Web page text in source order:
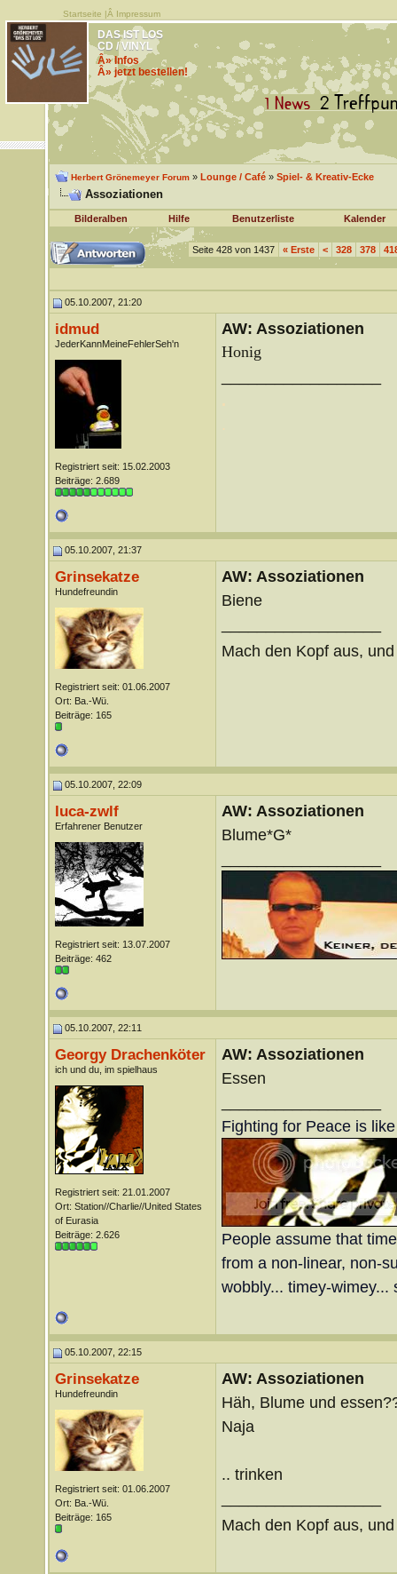
Startseite |Â Impressum
DAS IST LOS
CD / VINYL
Â» Infos
Â» jetzt bestellen!
Herbert Grönemeyer Forum» Lounge / Café» Spiel- & Kreativ-Ecke
Assoziationen
Bilderalben Hilfe Benutzerliste Kalender
Seite 428 von 1437 «Erste < 328 378
05.10.2007, 21:20
idmud
JederKannMeineFehlerSeh'n
Registriert seit: 15.02.2003
Beiträge: 2.689
AW: Assoziationen
Honig
05.10.2007, 21:37
Grinsekatze
Hundefreundin
Registriert seit: 01.06.2007
Ort: Ba.-Wü.
Beiträge: 165
AW: Assoziationen
Biene
Mach den Kopf aus,
05.10.2007, 22:09
luca-zwlf
Erfahrener Benutzer
Registriert seit: 13.07.2007
Beiträge: 462
AW: Assoziationen
Blume*G*
05.10.2007, 22:11
Georgy Drachenköter
ich und du, im spielhaus
Registriert seit: 21.01.2007
Ort: Station//Charlie//United States
of Eurasia
Beiträge: 2.626
AW: Assoziationen
Essen
Fighting for Peace is
People assume that
from a non-linear, non-
wobbly... timey-wimey...
05.10.2007, 22:15
Grinsekatze
Hundefreundin
Registriert seit: 01.06.2007
Ort: Ba.-Wü.
Beiträge: 165
AW: Assoziationen
Häh, Blume und
Naja
.. trinken
Mach den Kopf aus,